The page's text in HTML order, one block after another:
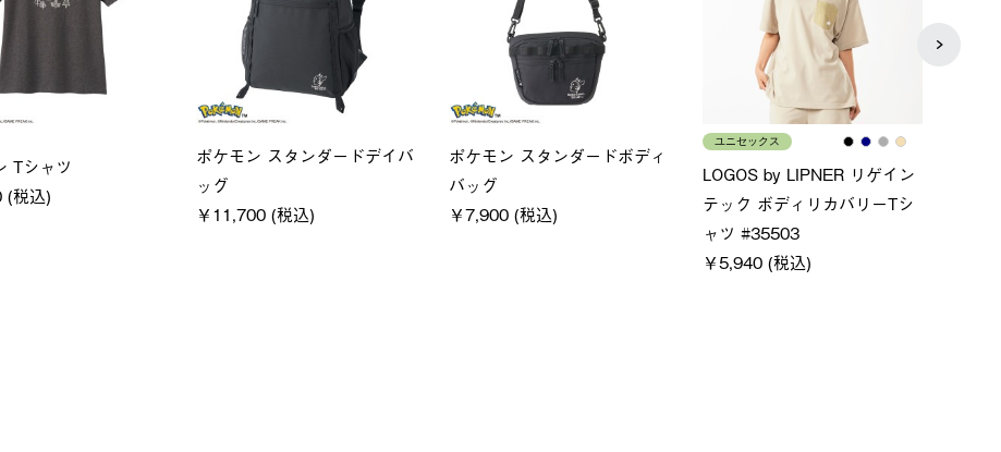
クフーディ
(税込)
LOGOS by LIPNER リゲイン
テック ボディリカバリーショ
ーツ #35504
LOGOS×FOOTMARK RAKU
SACK
￥21,780 (税込)
メンズ
クールタッチリラックスＴシ
ャツ
￥4,400 (税込)